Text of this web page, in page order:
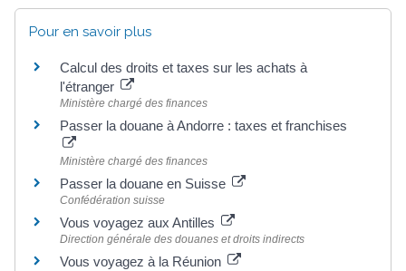
Pour en savoir plus
Calcul des droits et taxes sur les achats à
l'étranger
Ministère chargé des finances
Passer la douane à Andorre : taxes et franchises
Ministère chargé des finances
Passer la douane en Suisse
Confédération suisse
Vous voyagez aux Antilles
Direction générale des douanes et droits indirects
Vous voyagez à la Réunion